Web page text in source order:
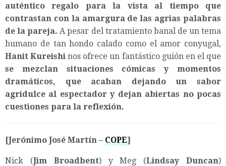
auténtico regalo para la vista al tiempo que
contrastan con la amargura de las agrias palabras
de la pareja. A pesar del tratamiento banal de un tema
humano de tan hondo calado como el amor conyugal,
Hanit Kureishi nos ofrece un fantástico guión en el que
se mezclan situaciones cómicas y momentos
dramáticos, que acaban dejando un sabor
agridulce al espectador y dejan abiertas no pocas
cuestiones para la reflexión.
[Jerónimo José Martín – COPE]
Nick (Jim Broadbent) y Meg (Lindsay Duncan)